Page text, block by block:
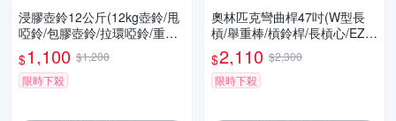
浸膠壺鈴12公斤(12kg壺鈴/甩
啞鈴/包膠壺鈴/拉環啞鈴/重訓/
核心肌群/GetSport)
$1,100 $1,200
限時下殺
奧林匹克彎曲桿47吋(W型長
槓/舉重棒/槓鈴桿/長槓心/EZ
槓/重量訓練/臥推/奧槓/GetSp
ort)
$2,110 $2,300
限時下殺